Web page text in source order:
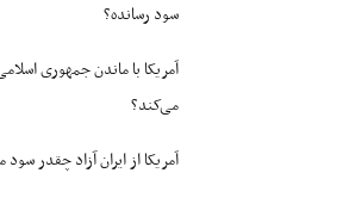
سود رسانده؟
آمریکا با ماندن جمهوری
می‌کند؟
آمریکا از ایران آزاد چقدر